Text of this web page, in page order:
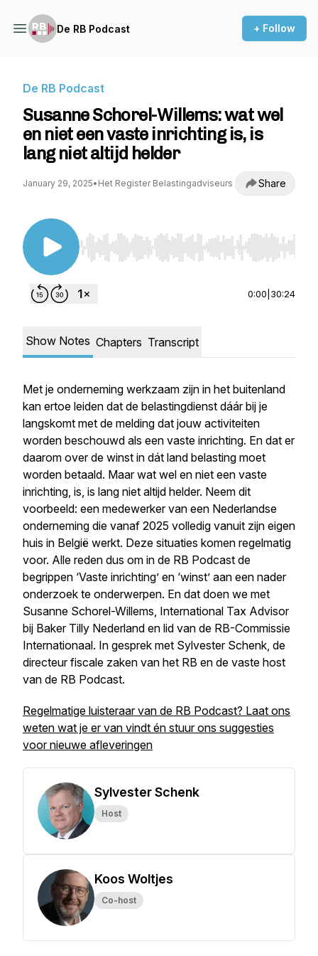
De RB Podcast + Follow
De RB Podcast
Susanne Schorel-Willems: wat wel
en niet een vaste inrichting is, is
lang niet altijd helder
January 29, 2025• Het Register Belastingadviseurs Share
Use Left/Right to seek, Home/End to jump to
0:00 30:24
Show Notes Chapters Transcript
Met je onderneming werkzaam zijn in het buitenland
kan ertoe leiden dat de belastingdienst dáár bij je
langskomt met de melding dat jouw activiteiten
worden beschouwd als een vaste inrichting. En dat er
daarom over de winst in dát land belasting moet
worden betaald. Maar wat wel en niet een vaste
inrichting, is, is lang niet altijd helder. Neem dit
voorbeeld: een medewerker van een Nederlandse
onderneming die vanaf 2025 volledig vanuit zijn eigen
huis in België werkt. Deze situaties komen regelmatig
voor. Alle reden dus om in de RB Podcast de
begrippen ‘Vaste inrichting’ en ‘winst’ aan een nader
onderzoek te onderwerpen. En dat doen we met
Susanne Schorel-Willems, International Tax Advisor
bij Baker Tilly Nederland en lid van de RB-Commissie
Internationaal. In gesprek met Sylvester Schenk, de
directeur fiscale zaken van het RB en de vaste host
van de RB Podcast.
Regelmatige luisteraar van de RB Podcast? Laat ons
weten wat je er van vindt én stuur ons suggesties
voor nieuwe afleveringen
Sylvester Schenk
Host
Koos Woltjes
Co-host